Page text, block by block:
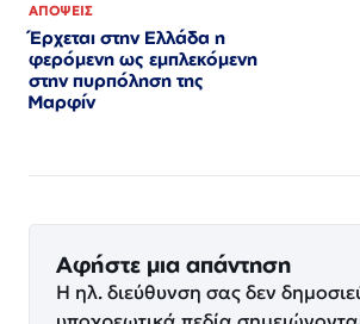
ΑΠΟΨΕΙΣ
Έρχεται στην Ελλάδα η
φερόμενη ως εμπλεκόμενη
στην πυρπόληση της
Μαρφίν
Αφήστε μια απάντηση
Η ηλ. διεύθυνση σας δεν